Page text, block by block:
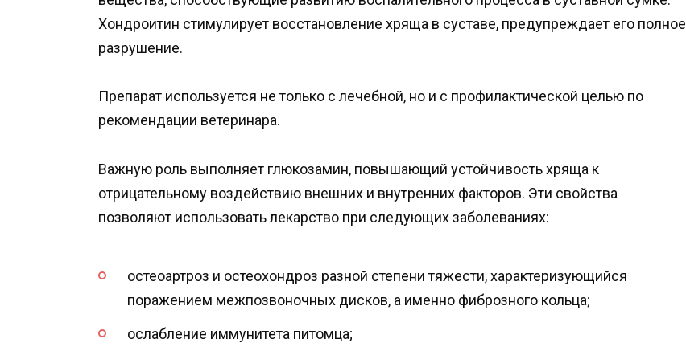
Хондроитин стимулирует восстановление хряща в суставе, предупреждает его полное
разрушение.
Препарат используется не только с лечебной, но и с профилактической целью по
рекомендации ветеринара.
Важную роль выполняет глюкозамин, повышающий устойчивость хряща к
отрицательному воздействию внешних и внутренних факторов. Эти свойства
позволяют использовать лекарство при следующих заболеваниях:
остеоартроз и остеохондроз разной степени тяжести, характеризующийся
поражением межпозвоночных дисков, а именно фиброзного кольца;
ослабление иммунитета питомца;